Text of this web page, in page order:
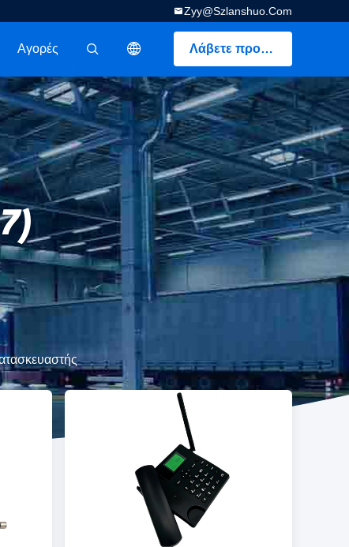
Zyy@szlanshuo.com
Λάβετε προσφορά
描述
Αγορές